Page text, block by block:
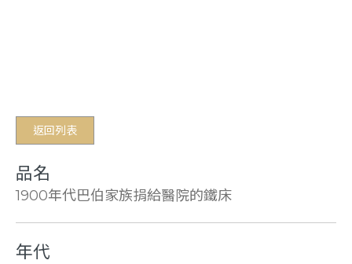
返回列表
品名
1900年代巴伯家族捐給醫院的鐵床
年代